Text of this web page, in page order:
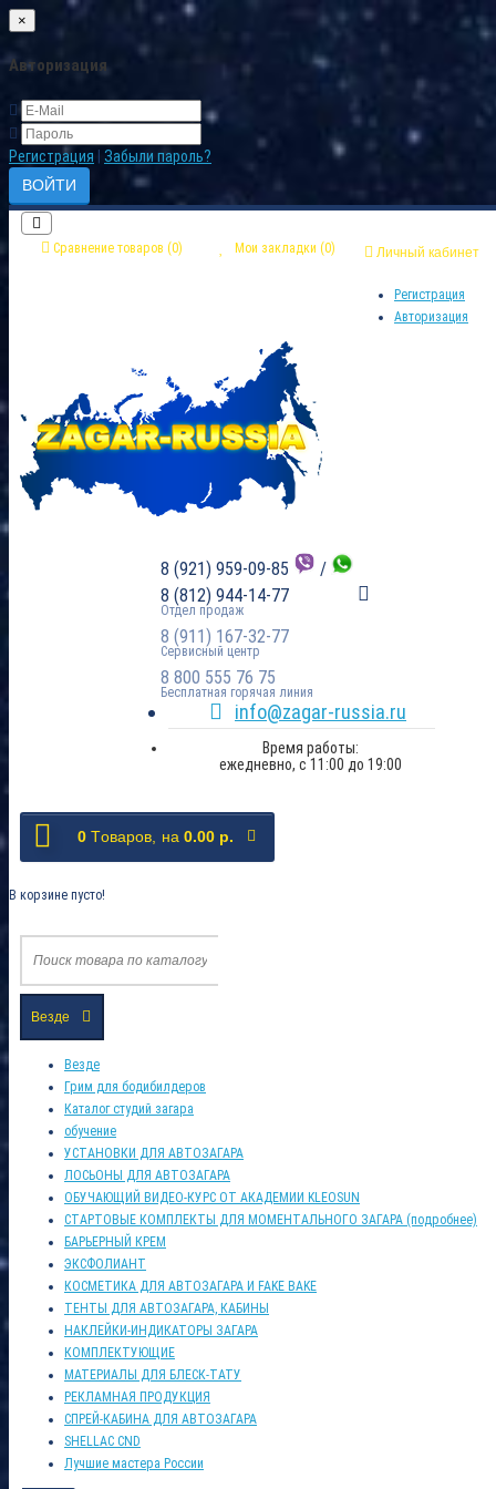
×
Авторизация
Регистрация Забыли пароль?
Личный кабинет
Регистрация
Авторизация
Мои закладки (0)
Сравнение товаров (0)
8 (921) 959-09-85
/
8 (812) 944-14-77
Отдел продаж
8 (911) 167-32-77
Сервисный центр
8 800 555 76 75
Бесплатная горячая линия
info@zagar-russia.ru
Время работы:
ежедневно, с 11:00 до 19:00
0 Tоваров, на 0.00 р.
В корзине пусто!
Везде
Везде
Грим для бодибилдеров
Каталог студий загара
обучение
УСТАНОВКИ ДЛЯ АВТОЗАГАРА
ЛОСЬОНЫ ДЛЯ АВТОЗАГАРА
ОБУЧАЮЩИЙ ВИДЕО-КУРС ОТ АКАДЕМИИ KLEOSUN
СТАРТОВЫЕ КОМПЛЕКТЫ ДЛЯ МОМЕНТАЛЬНОГО ЗАГАРА (подробнее)
БАРЬЕРНЫЙ КРЕМ
ЭКСФОЛИАНТ
КОСМЕТИКА ДЛЯ АВТОЗАГАРА И FAKE BAKE
ТЕНТЫ ДЛЯ АВТОЗАГАРА, КАБИНЫ
НАКЛЕЙКИ-ИНДИКАТОРЫ ЗАГАРА
КОМПЛЕКТУЮЩИЕ
МАТЕРИАЛЫ ДЛЯ БЛЕСК-ТАТУ
РЕКЛАМНАЯ ПРОДУКЦИЯ
СПРЕЙ-КАБИНА ДЛЯ АВТОЗАГАРА
SHELLAC CND
Лучшие мастера России